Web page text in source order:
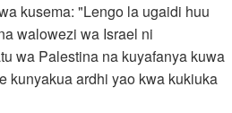
kusema: "Lengo la ugaidi huu
walowezi wa Israel ni
wa Palestina na kuyafanya kuwa
kunyakua ardhi yao kwa kukiuka